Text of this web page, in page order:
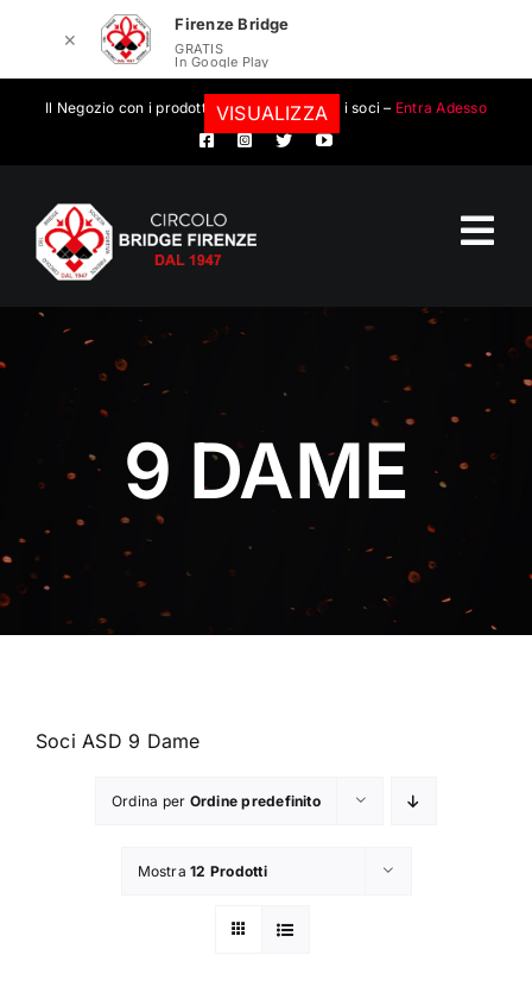
Il Negozio con i prodotti convenzionati per i soci – Entra Adesso
Circolo Bridge Firenze
Calendario eventi
Eventi
Contatti
Chi Siamo
9 DAME
Soci ASD 9 Dame
Ordina per Ordine predefinito
Mostra12 Prodotti
✕
Firenze Bridge
GRATIS
In Google Play
VISUALIZZA